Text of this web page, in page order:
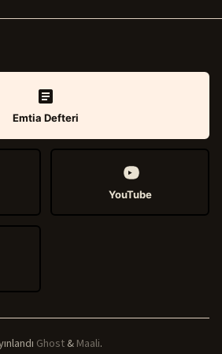
Emtia Defteri
YouTube
Ghost&Maali.